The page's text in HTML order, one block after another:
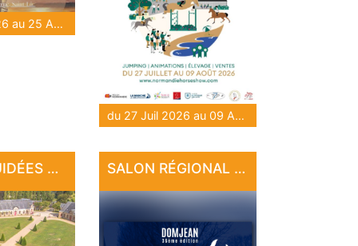
du 28 Juil 2026 au 25 Août 2026
du 27 Juil 2026 au 09 Août 2026
VISITES GUIDÉES AU HARAS NATIONAL SALON RÉGIONAL D'ART DE DOMJEAN